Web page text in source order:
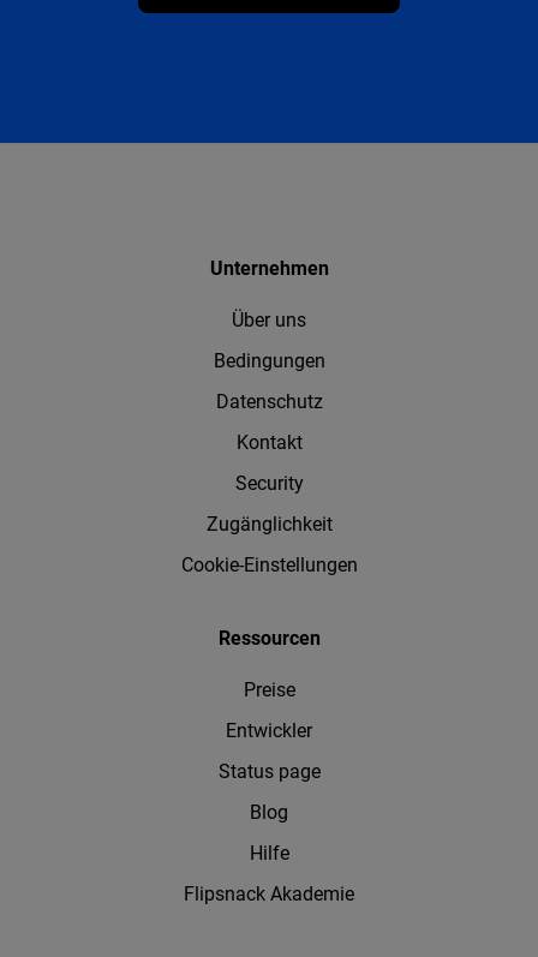
Unternehmen
Über uns
Bedingungen
Datenschutz
Kontakt
Security
Zugänglichkeit
Cookie-Einstellungen
Ressourcen
Preise
Entwickler
Status page
Blog
Hilfe
Flipsnack Akademie